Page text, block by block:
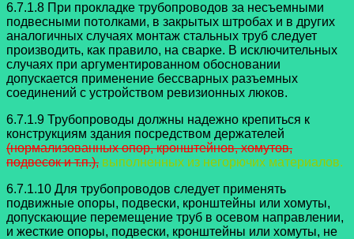
6.7.1.8 При прокладке трубопроводов за несъемными
подвесными потолками, в закрытых штробах и в других
аналогичных случаях монтаж стальных труб следует
производить, как правило, на сварке. В исключительных
случаях при аргументированном обосновании
допускается применение бессварных разъемных
соединений с устройством ревизионных люков.
6.7.1.9 Трубопроводы должны надежно крепиться к
конструкциям здания посредством держателей
(нормализованных опор, кронштейнов, хомутов,
подвесок и т.п.), выполненных из негорючих материалов.
6.7.1.10 Для трубопроводов следует применять
подвижные опоры, подвески, кронштейны или хомуты,
допускающие перемещение труб в осевом направлении,
и жесткие опоры, подвески, кронштейны или хомуты, не